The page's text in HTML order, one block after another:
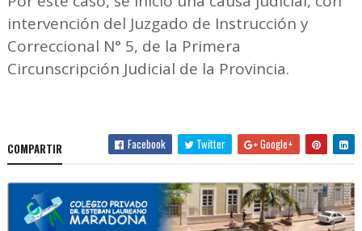
intervención del Juzgado de Instrucción y
Correccional N° 5, de la Primera
Circunscripción Judicial de la Provincia.
COMPARTIR Facebook Twitter Google+